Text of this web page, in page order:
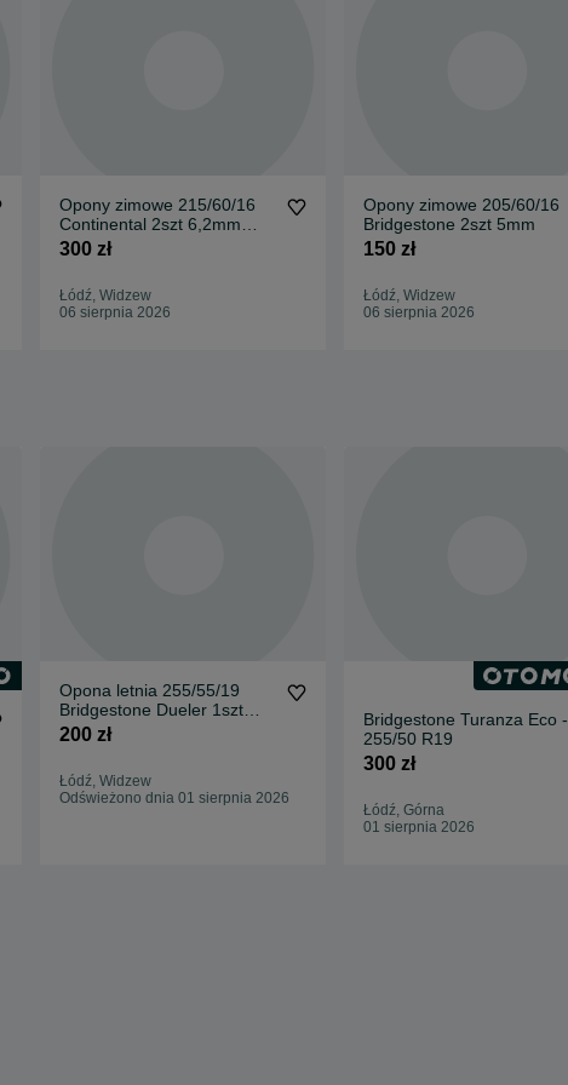
Opony zimowe 215/60/16
Continental 2szt 6,2mm
2020r
300 zł
Łódź, Widzew
06 sierpnia 2026
Opony zimowe 205/60/16
Bridgestone 2szt 5mm
150 zł
Łódź, Widzew
06 sierpnia 2026
Opona letnia 255/55/19
Bridgestone Dueler 1szt
111Y XL 2020r 6mm
200 zł
Łódź, Widzew
Odświeżono dnia 01 sierpnia 2026
Bridgestone Turanza Eco -
255/50 R19
300 zł
Łódź, Górna
01 sierpnia 2026